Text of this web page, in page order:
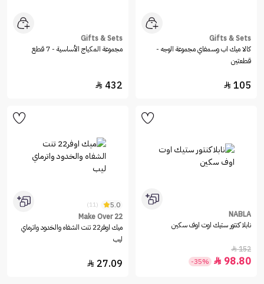
Gifts & Sets
كالا ميك اب وسمفاي مجموعة الوجه -
قطعتين
105

Gifts & Sets
مجموعة المكياج الأساسية - 7 قطع
432

NABLA
نابلا كنتور ستيك اوت اوف سكين
152

98.80

-35%
5.0
(11)
Make Over 22
ميك اوفر22 تنت الشفاه والخدود واترماي
ليب
27.09
